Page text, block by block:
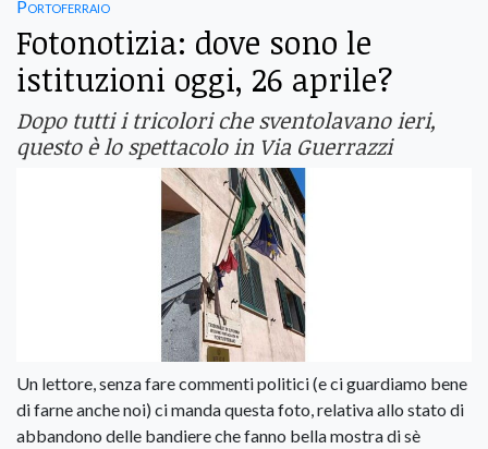
Portoferraio
Fotonotizia: dove sono le
istituzioni oggi, 26 aprile?
Dopo tutti i tricolori che sventolavano ieri,
questo è lo spettacolo in Via Guerrazzi
Un lettore, senza fare commenti politici (e ci guardiamo bene
di farne anche noi) ci manda questa foto, relativa allo stato di
abbandono delle bandiere che fanno bella mostra di sè